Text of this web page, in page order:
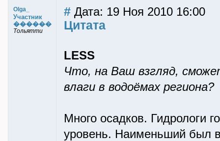
Olga_
Участник
������
Тольятти
# Дата: 19 Ноя 2010 16:00
Цитата
LESS
Что, на Ваш взгляд,
влаги в водоёмах региона?
Много осадков. Гидрологи
уровень. Наименьший был